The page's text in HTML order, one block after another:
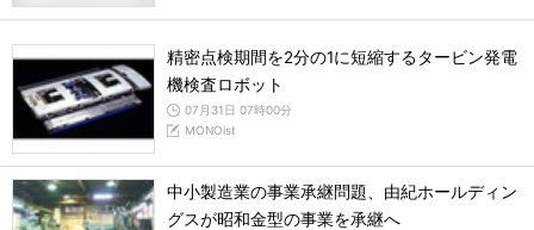
精密点検期間を2分の1に短縮するタービン発電
機検査ロボット
07月31日 07時00分
MONOist
中小製造業の事業承継問題、由紀ホールディン
グスが昭和金型の事業を承継へ